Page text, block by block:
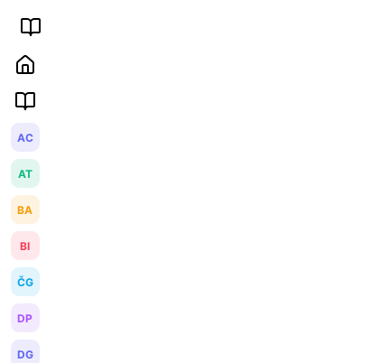
AC
AT
BA
BI
ČG
DP
DG